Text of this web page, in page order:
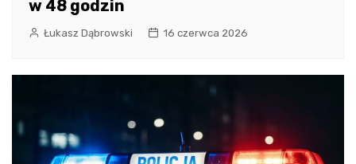
w 48 godzin
Łukasz Dąbrowski 16 czerwca 2026